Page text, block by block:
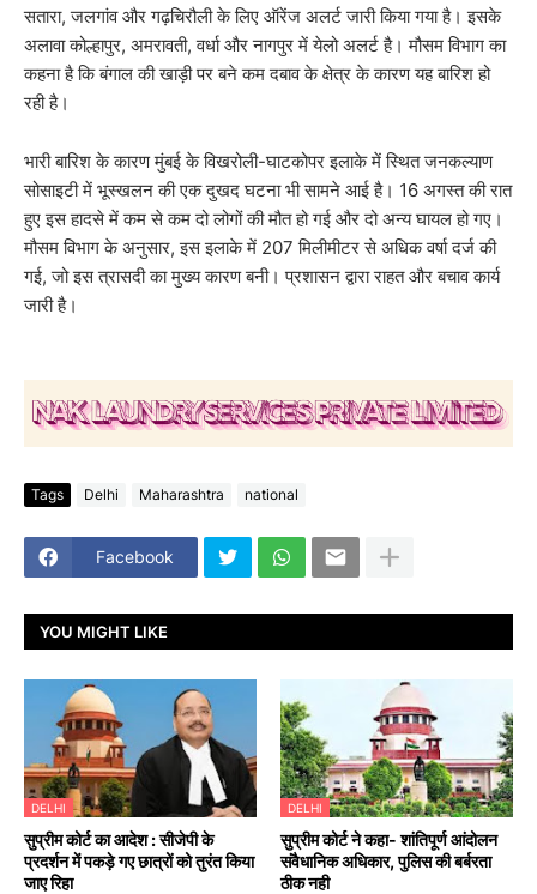
सतारा, जलगांव और गढ़चिरौली के लिए ऑरेंज अलर्ट जारी किया गया है। इसके
अलावा कोल्हापुर, अमरावती, वर्धा और नागपुर में येलो अलर्ट है। मौसम विभाग का
कहना है कि बंगाल की खाड़ी पर बने कम दबाव के क्षेत्र के कारण यह बारिश हो
रही है।
भारी बारिश के कारण मुंबई के विखरोली-घाटकोपर इलाके में स्थित जनकल्याण
सोसाइटी में भूस्खलन की एक दुखद घटना भी सामने आई है। 16 अगस्त की रात
हुए इस हादसे में कम से कम दो लोगों की मौत हो गई और दो अन्य घायल हो गए।
मौसम विभाग के अनुसार, इस इलाके में 207 मिलीमीटर से अधिक वर्षा दर्ज की
गई, जो इस त्रासदी का मुख्य कारण बनी। प्रशासन द्वारा राहत और बचाव कार्य
जारी है।
Tags Delhi Maharashtra national
Facebook
YOU MIGHT LIKE
DELHI
सुप्रीम कोर्ट का आदेश : सीजेपी के
प्रदर्शन में पकड़े गए छात्रों को तुरंत किया
जाए रिहा
DELHI
सुप्रीम कोर्ट ने कहा- शांतिपूर्ण आंदोलन
संवैधानिक अधिकार, पुलिस की बर्बरता
ठीक नही